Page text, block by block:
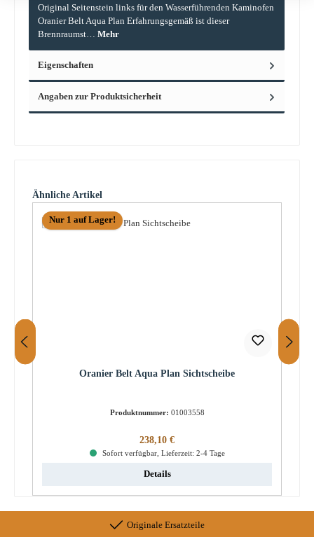
Original Seitenstein links für den Wasserführenden Kaminofen
Oranier Belt Aqua Plan Erfahrungsgemäß ist dieser
Brennraumst… Mehr
Eigenschaften
Angaben zur Produktsicherheit
Produktgalerie überspringen
Ähnliche Artikel
Nur 1 auf Lager!
Oranier Belt Aqua Plan Sichtscheibe
Produktnummer: 01003558
Regulärer Preis:
238,10 €
Sofort verfügbar, Lieferzeit: 2-4 Tage
Details
Originale Ersatzteile